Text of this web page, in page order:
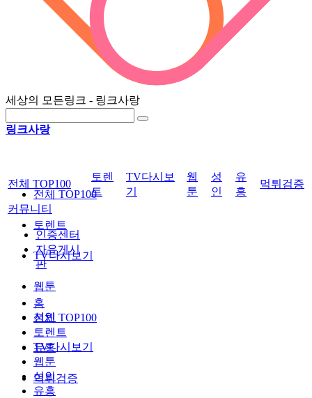
세상의 모든링크 - 링크사랑
링크사랑
전체 TOP100
토렌트
TV다시보기
웹툰
성인
유흥
먹튀검증
전체 TOP100
토렌
트
TV다시보
기
웹
툰
성
인
유
흥
먹튀검증
커뮤니티
인증센터
자유게시
판
홈
전체 TOP100
토렌트
TV다시보기
웹툰
성인
유흥